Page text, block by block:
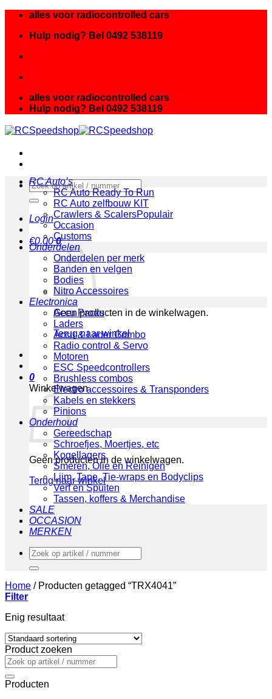
inhoud
alles voor radiocontrolled cars
Hulp nodig? Bel 0492 538119
alles voor radiocontrolled cars
Hulp nodig? Bel 0492 538119
Zoeken
naar:
Login
€0.00 0
Geen producten in de winkelwagen.
Terug naar winkel
0
Winkelwagen
Geen producten in de winkelwagen.
Terug naar winkel
RC Auto’s
RC Auto Ready To Run
RC Auto zelfbouw KIT
Crawlers & Scalers
Occasion
Customs
Onderdelen
Onderdelen per merk
Banden en velgen
Bodies
Nitro Accessoires
Electronica
Accu Packs
Laders
Accu & Lader Combo
Radio control & Servo
Motoren
ESC Speedcontrollers
Brushless combos
Electro accessoires & Transponders
Kabels en stekkers
Pinions
Onderhoud
Gereedschap
Schroefjes, Moertjes, etc
Kogellagers
Smeren, Olie en Reinigen
Lijm, Tape, Tie-wraps en Bodyclips
Verf en Spuiten
Tassen, koffers & Merchandise
SALE
OCCASION
MERKEN
Zoeken
naar:
Home /Producten getagged “TRX4041”
Filter
Enig resultaat
Product zoeken
Zoeken
naar:
Producten